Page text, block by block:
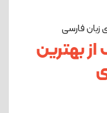
زبان فارسی
بهترین